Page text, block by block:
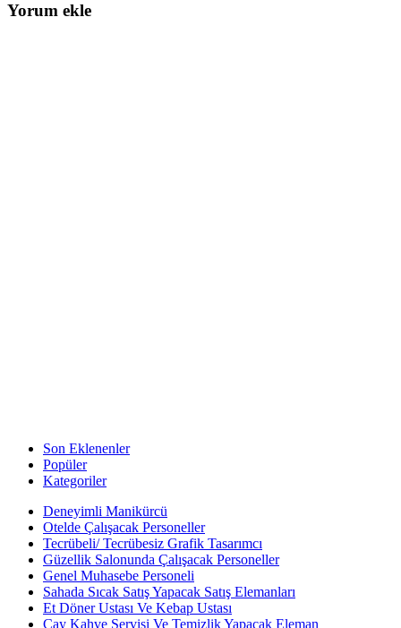
Yorum ekle
Son Eklenenler
Popüler
Kategoriler
Deneyimli Manikürcü
Otelde Çalışacak Personeller
Tecrübeli/ Tecrübesiz Grafik Tasarımcı
Güzellik Salonunda Çalışacak Personeller
Genel Muhasebe Personeli
Sahada Sıcak Satış Yapacak Satış Elemanları
Et Döner Ustası Ve Kebap Ustası
Çay Kahve Servisi Ve Temizlik Yapacak Eleman